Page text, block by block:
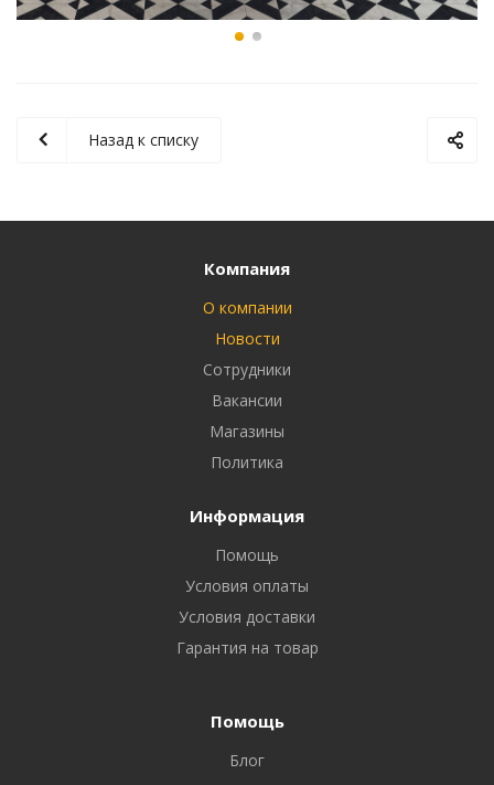
Назад к списку
Компания
О компании
Новости
Сотрудники
Вакансии
Магазины
Политика
Информация
Помощь
Условия оплаты
Условия доставки
Гарантия на товар
Помощь
Блог